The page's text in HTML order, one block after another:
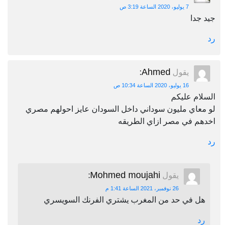
7 يوليو، 2020 الساعة 3:19 ص
جيد جدا
رد
يقول Ahmed
:
16 يوليو، 2020 الساعة 10:34 ص
السلام عليكم
لو معاي مليون سوداني داخل السودان عايز احولهم مصري
اخدهم في مصر ازاي الطريقه
رد
يقول Mohmed moujahi
:
26 نوفمبر، 2021 الساعة 1:41 م
هل في حد من المغرب يشتري الفرنك السويسري
رد